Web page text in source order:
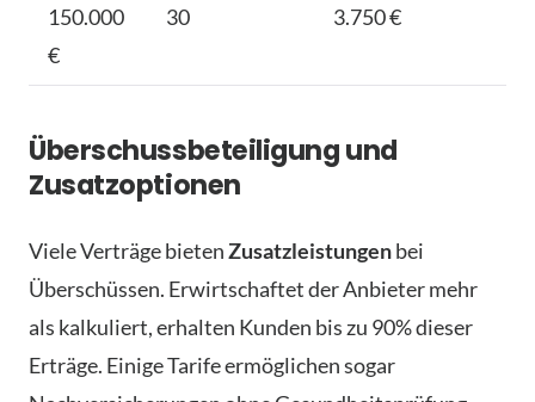
150.000
€
30 3.750 €
Überschussbeteiligung und
Zusatzoptionen
Viele Verträge bietenZusatzleistungenbei
Überschüssen. Erwirtschaftet der Anbieter mehr
als kalkuliert, erhalten Kunden bis zu 90% dieser
Erträge. Einige Tarife ermöglichen sogar